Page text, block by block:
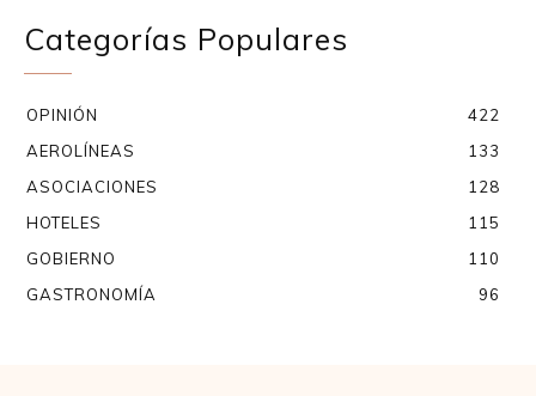
Categorías Populares
OPINIÓN
422
AEROLÍNEAS
133
ASOCIACIONES
128
HOTELES
115
GOBIERNO
110
GASTRONOMÍA
96